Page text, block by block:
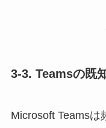
3-3. Teamsの既
Microsoft Teamsは